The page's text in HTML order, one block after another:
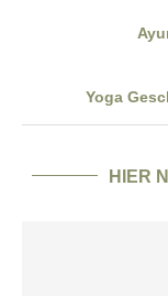
Yoga
HIER